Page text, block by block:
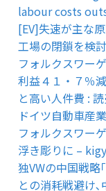
labour costs
[EV]失速が主な
工場の閉鎖を検
フォルクスワー
利益４１・７％
と高い人件費 :
ドイツ自動車産
フォルクスワー
浮き彫りに –
独VWの中国戦
との消耗戦避け